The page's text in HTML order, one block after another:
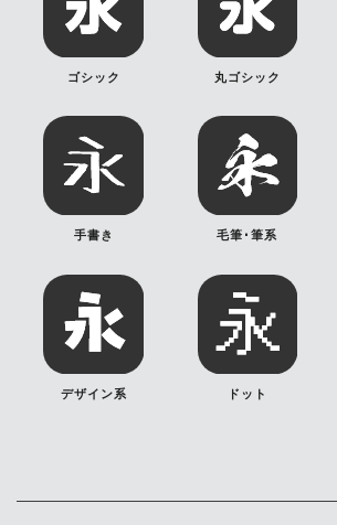
ゴシック 丸ゴシック
手書き 毛筆･筆系
デザイン系 ドット